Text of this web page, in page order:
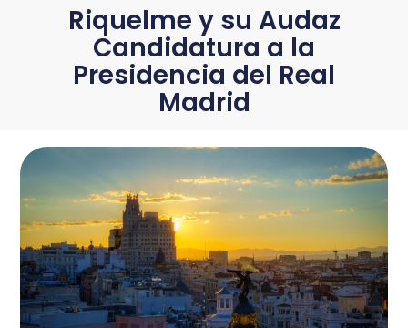
Riquelme y su Audaz
Candidatura a la
Presidencia del Real
Madrid